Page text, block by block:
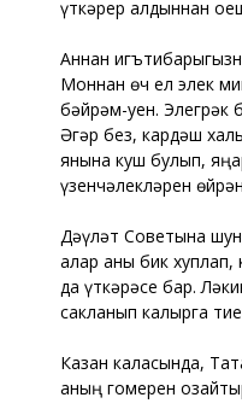
үткәрер алдыннан
Аннан
Моннан өч ел элек
бәйрәм-уен. Элегрәк
Әгәр без, кардәш
янына куш булып,
үзенчәлекләрен
Дәүләт Советына
алар аны бик
да үткәрәсе бар.
сакланып калырга
Казан каласында,
аның гомерен